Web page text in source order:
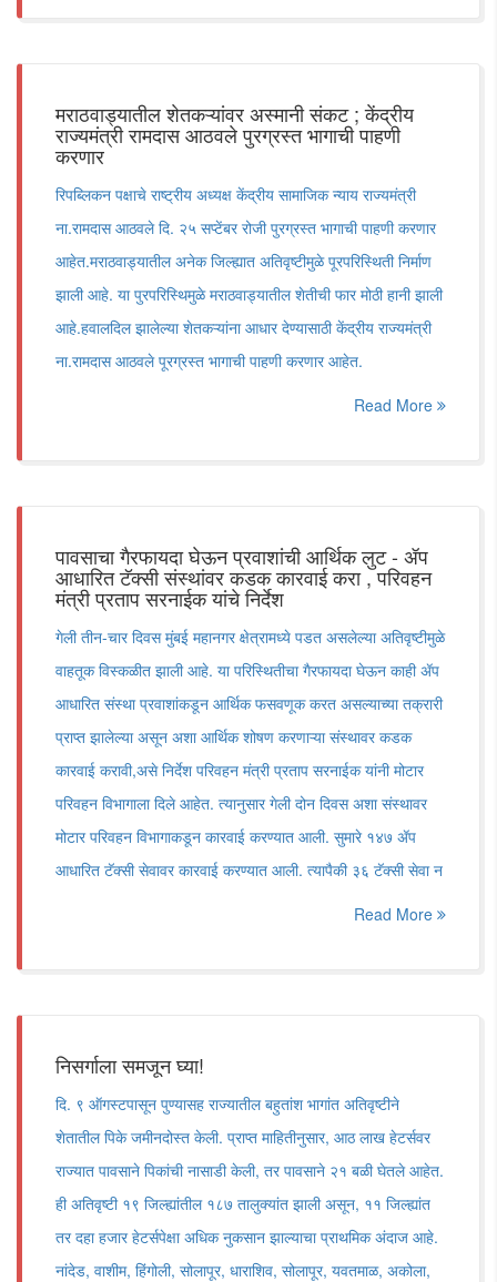
मराठवाड्यातील शेतकऱ्यांवर अस्मानी संकट ; केंद्रीय
राज्यमंत्री रामदास आठवले पुरग्रस्त भागाची पाहणी
करणार
रिपब्लिकन पक्षाचे राष्ट्रीय अध्यक्ष केंद्रीय सामाजिक न्याय राज्यमंत्री
ना.रामदास आठवले दि. २५ सप्टेंबर रोजी पुरग्रस्त भागाची पाहणी करणार
आहेत.मराठवाड्यातील अनेक जिल्ह्यात अतिवृष्टीमुळे पूरपरिस्थिती निर्माण
झाली आहे. या पुरपरिस्थिमुळे मराठवाड्यातील शेतीची फार मोठी हानी झाली
आहे.हवालदिल झालेल्या शेतकऱ्यांना आधार देण्यासाठी केंद्रीय राज्यमंत्री
ना.रामदास आठवले पूरग्रस्त भागाची पाहणी करणार आहेत.
Read More
पावसाचा गैरफायदा घेऊन प्रवाशांची आर्थिक लुट - ॲप
आधारित टॅक्सी संस्थांवर कडक कारवाई करा , परिवहन
मंत्री प्रताप सरनाईक यांचे निर्देश
गेली तीन-चार दिवस मुंबई महानगर क्षेत्रामध्ये पडत असलेल्या अतिवृष्टीमुळे
वाहतूक विस्कळीत झाली आहे. या परिस्थितीचा गैरफायदा घेऊन काही ॲप
आधारित संस्था प्रवाशांकडून आर्थिक फसवणूक करत असल्याच्या तक्रारी
प्राप्त झालेल्या असून अशा आर्थिक शोषण करणाऱ्या संस्थावर कडक
कारवाई करावी,असे निर्देश परिवहन मंत्री प्रताप सरनाईक यांनी मोटार
परिवहन विभागाला दिले आहेत. त्यानुसार गेली दोन दिवस अशा संस्थावर
मोटार परिवहन विभागाकडून कारवाई करण्यात आली. सुमारे १४७ ॲप
आधारित टॅक्सी सेवावर कारवाई करण्यात आली. त्यापैकी ३६ टॅक्सी सेवा न
Read More
निसर्गाला समजून घ्या!
दि. ९ ऑगस्टपासून पुण्यासह राज्यातील बहुतांश भागांत अतिवृष्टीने
शेतातील पिके जमीनदोस्त केली. प्राप्त माहितीनुसार, आठ लाख हेटर्सवर
राज्यात पावसाने पिकांची नासाडी केली, तर पावसाने २१ बळी घेतले आहेत.
ही अतिवृष्टी १९ जिल्ह्यांतील १८७ तालुक्यांत झाली असून, ११ जिल्ह्यांत
तर दहा हजार हेटर्सपेक्षा अधिक नुकसान झाल्याचा प्राथमिक अंदाज आहे.
नांदेड, वाशीम, हिंगोली, सोलापूर, धाराशिव, सोलापूर, यवतमाळ, अकोला,